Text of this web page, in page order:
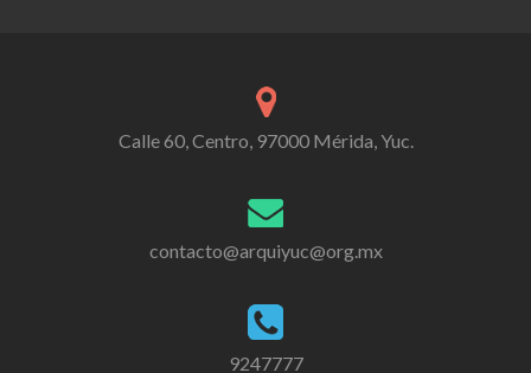
Calle 60, Centro, 97000 Mérida, Yuc.
contacto@arquiyuc@org.mx
9247777